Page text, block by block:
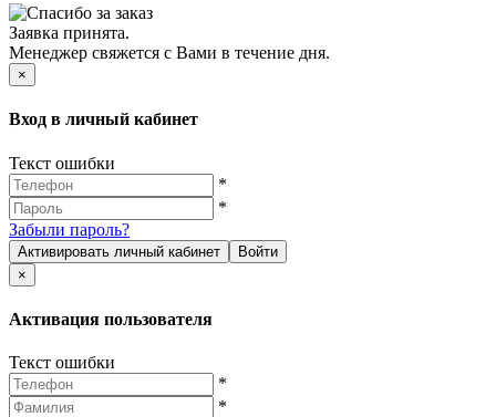
Заявка принята.
Менеджер свяжется с Вами в течение дня.
×
Вход в личный кабинет
Текст ошибки
*
*
Забыли пароль?
Активировать личный кабинет
Войти
×
Активация пользователя
Текст ошибки
*
*